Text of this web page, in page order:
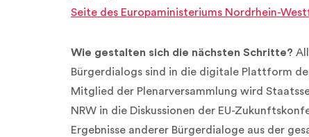
Seite des Europaministeriums Nordrhein-
Wie gestalten sich die nächsten Schritte?
Bürgerdialogs sind in die digitale Plattform
Mitglied der Plenarversammlung wird
NRW in die Diskussionen der EU-
Ergebnisse anderer Bürgerdialoge aus der